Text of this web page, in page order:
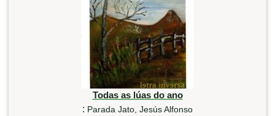
Todas as lúas do ano
: Parada Jato, Jesús Alfonso